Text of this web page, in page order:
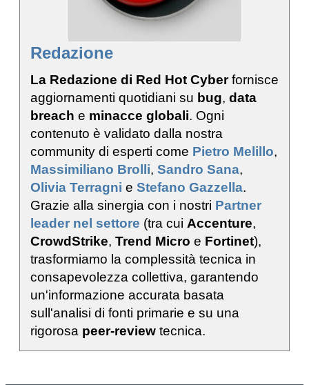
Redazione
La Redazione di Red Hot Cyberfornisce
aggiornamenti quotidiani su bug, data
breach e minacce globali. Ogni
contenuto è validato dalla nostra
community di esperti come Pietro Melillo,
Massimiliano Brolli, Sandro Sana,
Olivia Terragni e Stefano Gazzella.
Grazie alla sinergia con i nostri Partner
leader nel settore (tra cui Accenture,
CrowdStrike, Trend Micro e Fortinet),
trasformiamo la complessità tecnica in
consapevolezza collettiva, garantendo
un'informazione accurata basata
sull'analisi di fonti primarie e su una
rigorosa peer-review tecnica.